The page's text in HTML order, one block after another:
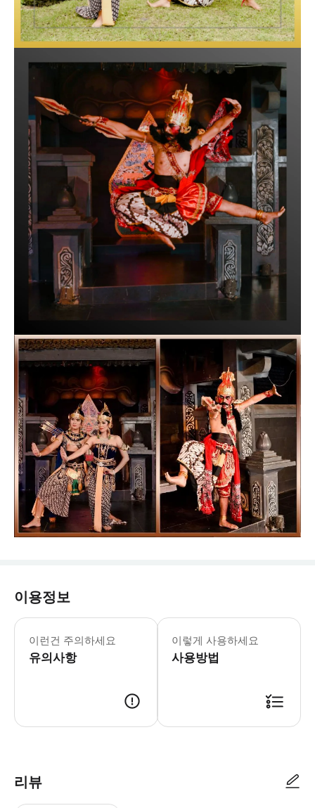
이용정보
이런건 주의하세요
유의사항
이렇게 사용하세요
사용방법
리뷰